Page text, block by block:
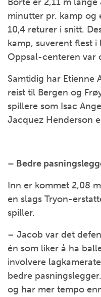
minutter pr. kamp og
10,4 returer i snitt.
kamp, suverent flest
Oppsal-centeren var
Samtidig har Etienne
reist til Bergen og
spillere som Isac
Jacquez Henderson
– Bedre
Inn er kommet 2,08
en slags Tryon-
spiller.
– Jacob var det
én som liker å ha
involvere
bedre
og har mer tempo